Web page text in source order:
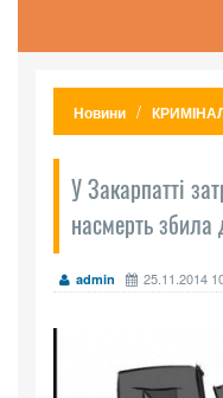
Новини
У Закарпатті
насмерть
admin 25.11.2014